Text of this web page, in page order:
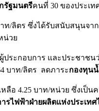
รัฐมนตรีคนที่ 30 ของประเ
ท/ลิตร ซึ่งได้รับสนับสนุนจาก
น่วย
ระกอบการ และประชาชน
บาท/ลิตร ลดภาระกองทุน
ลือ 4.25 บาท/หน่วย ซึ่งเ
ารไฟฟ้าฝ่ายผลิตแห่งประเทศ